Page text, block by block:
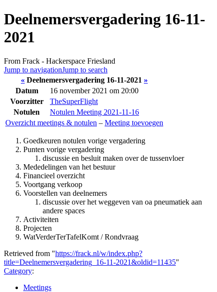
Deelnemersvergadering 16-11-
2021
From Frack - Hackerspace Friesland
Jump to navigationJump to search
« Deelnemersvergadering 16-11-2021 »
Datum
16 november 2021 om 20:00
Voorzitter
TheSuperFlight
Notulen
Notulen Meeting 2021-11-16
Overzicht meetings & notulen – Meeting toevoegen
Goedkeuren notulen vorige vergadering
Punten vorige vergadering
discussie en besluit maken over de tussenvloer
Mededelingen van het bestuur
Financieel overzicht
Voortgang verkoop
Voorstellen van deelnemers
discussie over het weggeven van oa pneumatiek aan
andere spaces
Activiteiten
Projecten
WatVerderTerTafelKomt / Rondvraag
Retrieved from "https://frack.nl/w/index.php?
title=Deelnemersvergadering_16-11-2021&oldid=11435"
Category:
Meetings